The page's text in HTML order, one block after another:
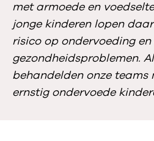
met armoede en
jonge kinderen lopen
risico op ondervoeding
gezondheidsproblemen.
behandelden onze teams
ernstig ondervoede